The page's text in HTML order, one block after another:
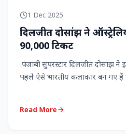
1 Dec 2025
दिलजीत दोसांझ ने
90,000 टिकट
पंजाबी सुपरस्टार दिलजीत दोसांझ ने
पहले ऐसे भारतीय कलाकार बन गए हैं
Read More